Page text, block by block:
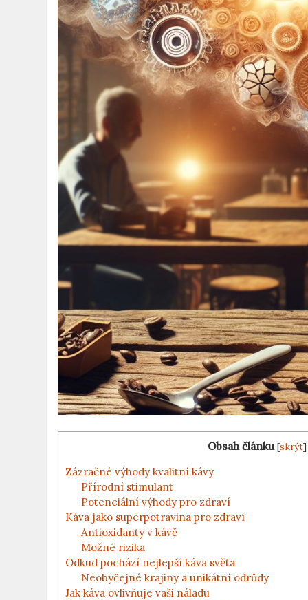
Obsah článku [skrýt]
Zázračné výhody kvalitní kávy
Přírodní stimulant
Potenciální výhody pro zdraví
Káva jako superpotravina pro zdraví
Antioxidanty v kávě
Možné rizika
Odkud pochází nejlepší káva světa
Neobyčejné krajiny a unikátní odrůdy
Jak káva ovlivňuje vaši náladu